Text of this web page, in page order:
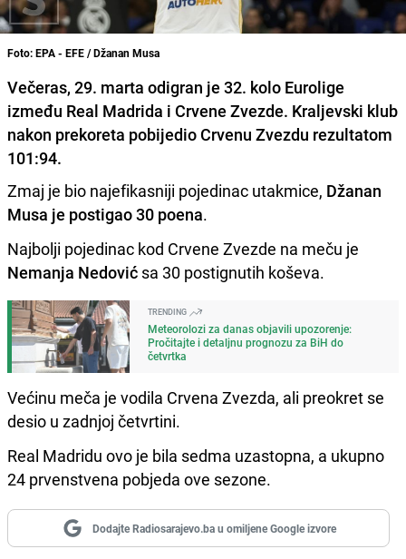
Foto: EPA - EFE / Džanan Musa
Večeras, 29. marta odigran je 32. kolo Eurolige
između Real Madrida i Crvene Zvezde. Kraljevski klub
nakon prekoreta pobijedio Crvenu Zvezdu rezultatom
101:94.
Zmaj je bio najefikasniji pojedinac utakmice, Džanan
Musa je postigao 30 poena.
Najbolji pojedinac kod Crvene Zvezde na meču je
Nemanja Nedović sa 30 postignutih koševa.
TRENDING
Meteorolozi za danas objavili upozorenje:
Pročitajte i detaljnu prognozu za BiH do
četvrtka
Većinu meča je vodila Crvena Zvezda, ali preokret se
desio u zadnjoj četvrtini.
Real Madridu ovo je bila sedma uzastopna, a ukupno
24 prvenstvena pobjeda ove sezone.
Dodajte Radiosarajevo.ba u omiljene Google izvore